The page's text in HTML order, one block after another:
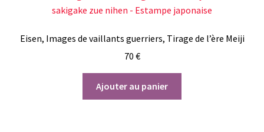
Eisen, Images de vaillants guerriers, Tirage de l’ère Meiji
70 €
Ajouter au panier